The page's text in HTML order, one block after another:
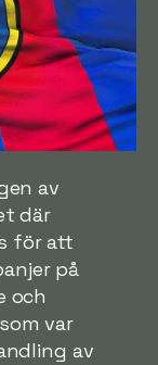
av
där
för att
på
och
var
av